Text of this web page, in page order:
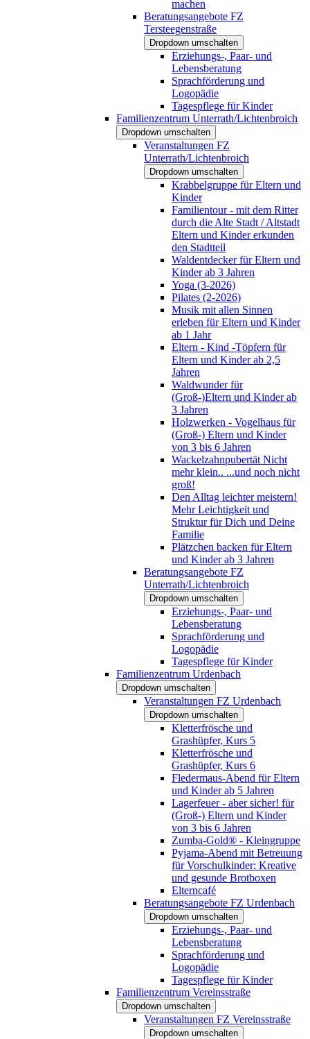
machen
Beratungsangebote FZ
Tersteegenstraße
Dropdown umschalten
Erziehungs-, Paar- und
Lebensberatung
Sprachförderung und
Logopädie
Tagespflege für Kinder
Familienzentrum Unterrath/Lichtenbroich
Dropdown umschalten
Veranstaltungen FZ
Unterrath/Lichtenbroich
Dropdown umschalten
Krabbelgruppe für Eltern und
Kinder
Familientour - mit dem Ritter
durch die Alte Stadt / Altstadt
Eltern und Kinder erkunden
den Stadtteil
Waldentdecker für Eltern und
Kinder ab 3 Jahren
Yoga (3-2026)
Pilates (2-2026)
Musik mit allen Sinnen
erleben für Eltern und Kinder
ab 1 Jahr
Eltern - Kind -Töpfern für
Eltern und Kinder ab 2,5
Jahren
Waldwunder für
(Groß-)Eltern und Kinder ab
3 Jahren
Holzwerken - Vogelhaus für
(Groß-) Eltern und Kinder
von 3 bis 6 Jahren
Wackelzahnpubertät Nicht
mehr klein.. ...und noch nicht
groß!
Den Alltag leichter meistern!
Mehr Leichtigkeit und
Struktur für Dich und Deine
Familie
Plätzchen backen für Eltern
und Kinder ab 3 Jahren
Beratungsangebote FZ
Unterrath/Lichtenbroich
Dropdown umschalten
Erziehungs-, Paar- und
Lebensberatung
Sprachförderung und
Logopädie
Tagespflege für Kinder
Familienzentrum Urdenbach
Dropdown umschalten
Veranstaltungen FZ Urdenbach
Dropdown umschalten
Kletterfrösche und
Grashüpfer, Kurs 5
Kletterfrösche und
Grashüpfer, Kurs 6
Fledermaus-Abend für Eltern
und Kinder ab 5 Jahren
Lagerfeuer - aber sicher! für
(Groß-) Eltern und Kinder
von 3 bis 6 Jahren
Zumba-Gold® - Kleingruppe
Pyjama-Abend mit Betreuung
für Vorschulkinder: Kreative
und gesunde Brotboxen
Elterncafé
Beratungsangebote FZ Urdenbach
Dropdown umschalten
Erziehungs-, Paar- und
Lebensberatung
Sprachförderung und
Logopädie
Tagespflege für Kinder
Familienzentrum Vereinsstraße
Dropdown umschalten
Veranstaltungen FZ Vereinsstraße
Dropdown umschalten